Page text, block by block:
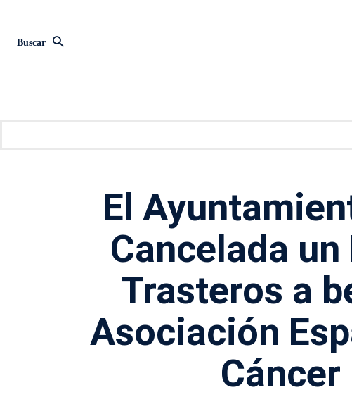
Buscar
El
Cancelada
Trasteros a
Asociación
Cáncer